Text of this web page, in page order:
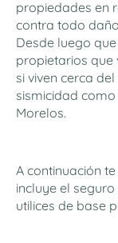
propiedades en
contra todo
Desde luego
propietarios que
si viven cerca
sismicidad como
Morelos.
A continuación
incluye el
utilices de base